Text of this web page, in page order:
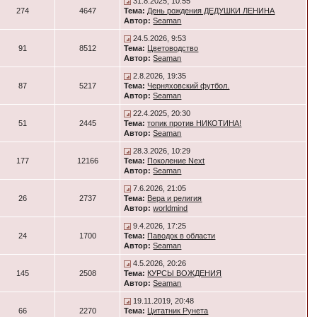
274 4647
Тема: День рождения ДЕДУШКИ ЛЕНИНА
Автор: Seaman
91 8512
24.5.2026, 9:53
Тема: Цветоводство
Автор: Seaman
87 5217
2.8.2026, 19:35
Тема: Черняховский футбол.
Автор: Seaman
51 2445
22.4.2025, 20:30
Тема: топик против НИКОТИНА!
Автор: Seaman
177 12166
28.3.2026, 10:29
Тема: Поколение Next
Автор: Seaman
26 2737
7.6.2026, 21:05
Тема: Вера и религия
Автор: worldmind
24 1700
9.4.2026, 17:25
Тема: Паводок в области
Автор: Seaman
145 2508
4.5.2026, 20:26
Тема: КУРСЫ ВОЖДЕНИЯ
Автор: Seaman
66 2270
19.11.2019, 20:48
Тема: Цитатник Рунета